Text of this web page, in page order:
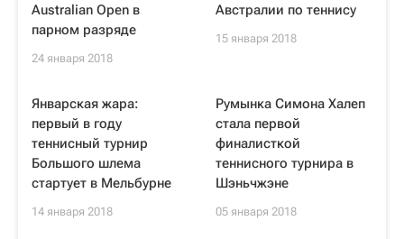
Australian Open в
парном разряде
24 января 2018
Австралии по теннису
15 января 2018
Январская жара:
первый в году
теннисный турнир
Большого шлема
стартует в Мельбурне
14 января 2018
Румынка Симона Халеп
стала первой
финалисткой
теннисного турнира в
Шэньчжэне
05 января 2018